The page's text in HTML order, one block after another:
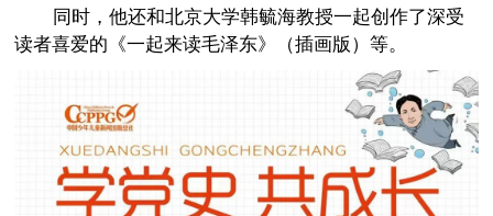
同时，他还和北京大学韩毓海教授一起创作了深受
读者喜爱的《一起来读毛泽东》（插画版）等。